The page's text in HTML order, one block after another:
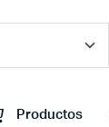
Productos